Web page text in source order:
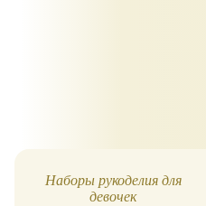
Наборы рукоделия для
девочек